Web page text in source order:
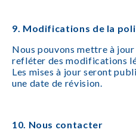
9. Modifications de la
Nous pouvons mettre à
refléter des modifications
Les mises à jour seront
une date de révision.
10. Nous contacter